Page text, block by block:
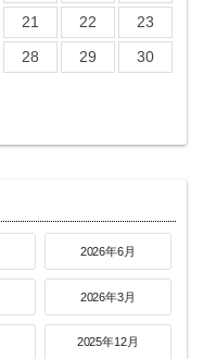
21 22
23
28 29
30
2026年6月
2026年3月
2025年12月